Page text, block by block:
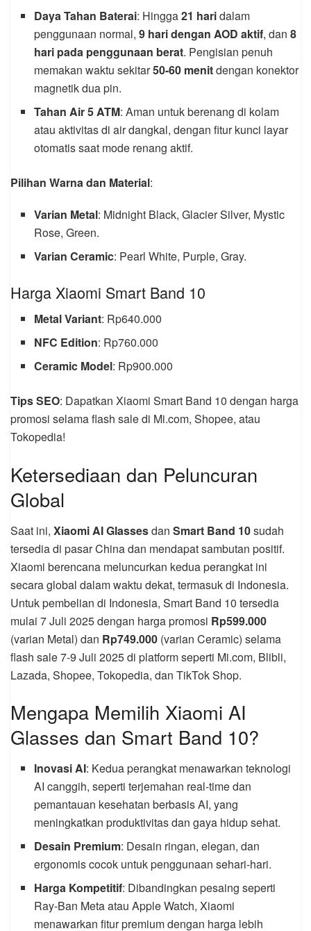
Daya Tahan Baterai: Hingga21 haridalam
penggunaan normal,9 hari dengan AOD aktif, dan8
hari pada penggunaan berat. Pengisian penuh
memakan waktu sekitar50-60 menitdengan konektor
magnetik dua pin.
Tahan Air 5 ATM: Aman untuk berenang di kolam
atau aktivitas di air dangkal, dengan fitur kunci layar
otomatis saat mode renang aktif.
Pilihan Warna dan Material:
Varian Metal: Midnight Black, Glacier Silver, Mystic
Rose, Green.
Varian Ceramic: Pearl White, Purple, Gray.
Harga Xiaomi Smart Band 10
Metal Variant: Rp640.000
NFC Edition: Rp760.000
Ceramic Model: Rp900.000
Tips SEO: Dapatkan Xiaomi Smart Band 10 dengan harga
promosi selama flash sale di Mi.com, Shopee, atau
Tokopedia!
Ketersediaan dan Peluncuran
Global
Saat ini, Xiaomi AI Glassesdan Smart Band 10sudah
tersedia di pasar China dan mendapat sambutan positif.
Xiaomi berencana meluncurkan kedua perangkat ini
secara global dalam waktu dekat, termasuk di Indonesia.
Untuk pembelian di Indonesia, Smart Band 10 tersedia
mulai 7 Juli 2025 dengan harga promosi Rp599.000
(varian Metal) dan Rp749.000 (varian Ceramic) selama
flash sale 7-9 Juli 2025 di platform seperti Mi.com, Blibli,
Lazada, Shopee, Tokopedia, dan TikTok Shop.
Mengapa Memilih Xiaomi AI
Glasses dan Smart Band 10?
Inovasi AI: Kedua perangkat menawarkan teknologi
AI canggih, seperti terjemahan real-time dan
pemantauan kesehatan berbasis AI, yang
meningkatkan produktivitas dan gaya hidup sehat.
Desain Premium: Desain ringan, elegan, dan
ergonomis cocok untuk penggunaan sehari-hari.
Harga Kompetitif: Dibandingkan pesaing seperti
Ray-Ban Meta atau Apple Watch, Xiaomi
menawarkan fitur premium dengan harga lebih